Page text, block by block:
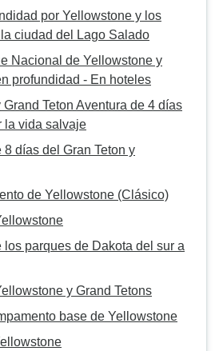
por Yellowstone y los
ciudad del Lago Salado
Nacional de Yellowstone y
profundidad - En hoteles
Teton Aventura de 4 días
la vida salvaje
8 días del Gran Teton y
de Yellowstone (Clásico)
los parques de Dakota del sur a
y Grand Tetons
base de Yellowstone